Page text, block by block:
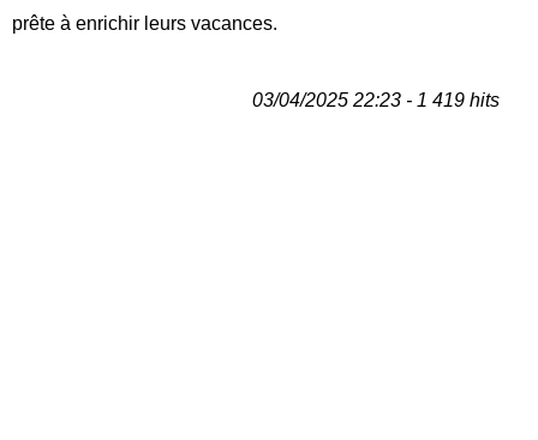
prête à enrichir leurs vacances.
03/04/2025 22:23 - 1 419 hits